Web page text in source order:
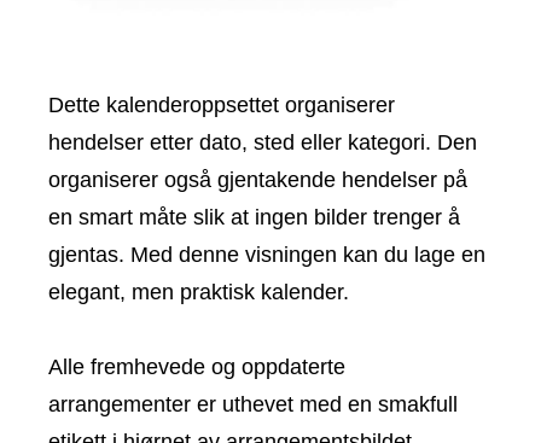
Dette kalenderoppsettet organiserer
hendelser etter dato, sted eller kategori. Den
organiserer også gjentakende hendelser på
en smart måte slik at ingen bilder trenger å
gjentas. Med denne visningen kan du lage en
elegant, men praktisk kalender.
Alle fremhevede og oppdaterte
arrangementer er uthevet med en smakfull